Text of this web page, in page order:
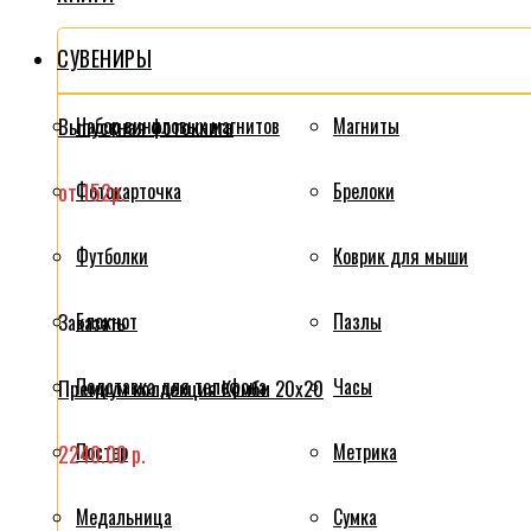
Выпускная фотокнига
от 152р.
Заказать
Премиум коллекция Комби 20x20
2240.00 р.
СУВЕНИРЫ
Набор виниловых магнитов
Фотокарточка
Футболки
Блокнот
Подставка для телефона
Постер
Медальница
Магниты
Брелоки
Коврик для мыши
Пазлы
Часы
Метрика
Сумка